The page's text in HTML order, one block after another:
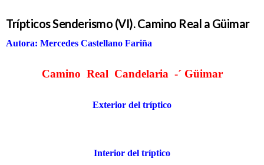
Trípticos Senderismo (VI). Camino Real a Güimar
Autora: Mercedes Castellano Fariña
Camino Real Candelaria -´ Güimar
Exterior del tríptico
Interior del tríptico